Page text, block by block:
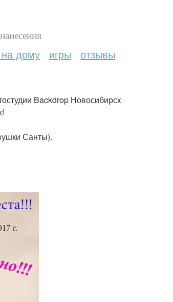
дому игры отзывы
Backdrop Новосибирск
Санты).